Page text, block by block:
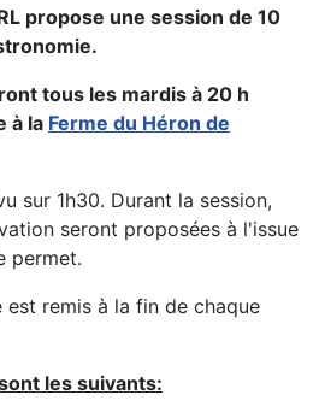
propose une session de 10
tous les mardis à 20 h
à la Ferme du Héron de
sur 1h30. Durant la session,
seront proposées à l'issue
permet.
remis à la fin de chaque
les suivants: